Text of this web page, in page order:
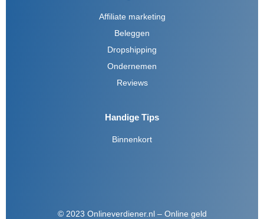
Affiliate marketing
Beleggen
Dropshipping
Ondernemen
Reviews
Handige Tips
Binnenkort
© 2023 Onlineverdiener.nl – Online geld